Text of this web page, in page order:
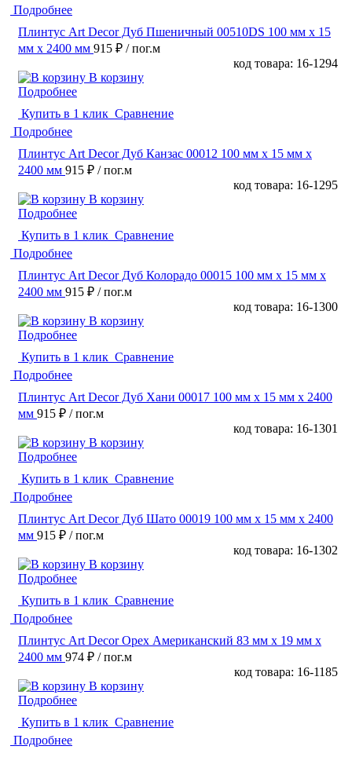
Подробнее
Плинтус Art Decor Дуб Пшеничный 00510DS 100 мм х 15
мм х 2400 мм 915 ₽ / пог.м
код товара: 16-1294
В корзину
Подробнее
Купить в 1 клик Сравнение
Подробнее
Плинтус Art Decor Дуб Канзас 00012 100 мм х 15 мм х
2400 мм 915 ₽ / пог.м
код товара: 16-1295
В корзину
Подробнее
Купить в 1 клик Сравнение
Подробнее
Плинтус Art Decor Дуб Колорадо 00015 100 мм х 15 мм х
2400 мм 915 ₽ / пог.м
код товара: 16-1300
В корзину
Подробнее
Купить в 1 клик Сравнение
Подробнее
Плинтус Art Decor Дуб Хани 00017 100 мм х 15 мм х 2400
мм 915 ₽ / пог.м
код товара: 16-1301
В корзину
Подробнее
Купить в 1 клик Сравнение
Подробнее
Плинтус Art Decor Дуб Шато 00019 100 мм х 15 мм х 2400
мм 915 ₽ / пог.м
код товара: 16-1302
В корзину
Подробнее
Купить в 1 клик Сравнение
Подробнее
Плинтус Art Decor Орех Американский 83 мм х 19 мм х
2400 мм 974 ₽ / пог.м
код товара: 16-1185
В корзину
Подробнее
Купить в 1 клик Сравнение
Подробнее